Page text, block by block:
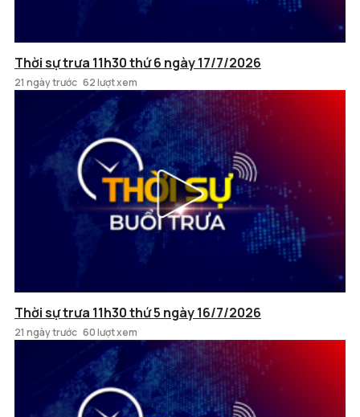
Thời sự trưa 11h30 thứ 6 ngày 17/7/2026
21 ngày trước 62 lượt xem
Thời sự trưa 11h30 thứ 5 ngày 16/7/2026
21 ngày trước 60 lượt xem